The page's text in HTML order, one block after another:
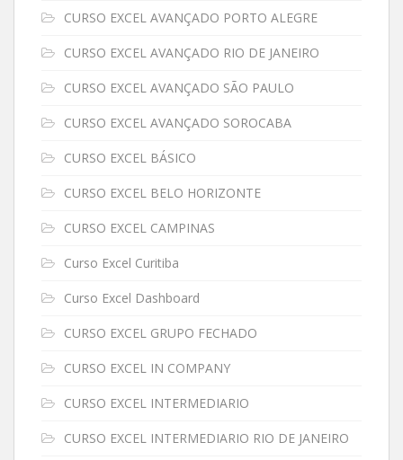
CURSO EXCEL AVANÇADO PORTO ALEGRE
CURSO EXCEL AVANÇADO RIO DE JANEIRO
CURSO EXCEL AVANÇADO SÃO PAULO
CURSO EXCEL AVANÇADO SOROCABA
CURSO EXCEL BÁSICO
CURSO EXCEL BELO HORIZONTE
CURSO EXCEL CAMPINAS
Curso Excel Curitiba
Curso Excel Dashboard
CURSO EXCEL GRUPO FECHADO
CURSO EXCEL IN COMPANY
CURSO EXCEL INTERMEDIARIO
CURSO EXCEL INTERMEDIARIO RIO DE JANEIRO